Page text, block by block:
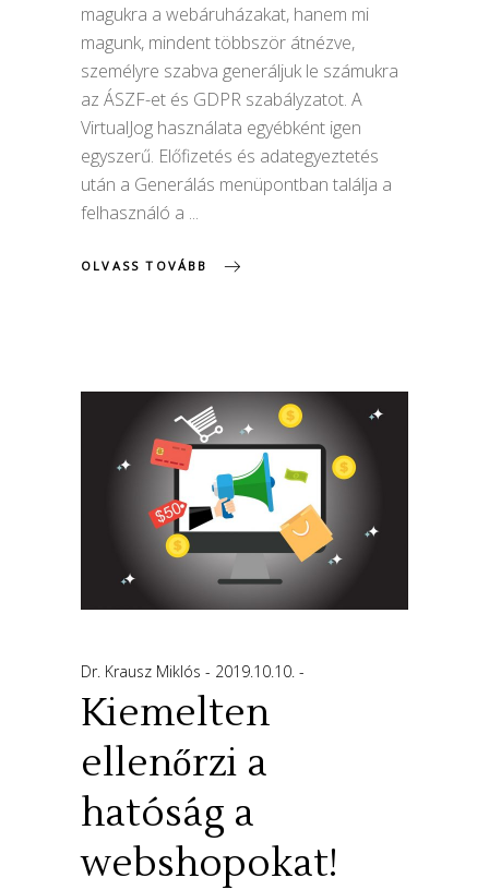
magukra a webáruházakat, hanem mi
magunk, mindent többször átnézve,
személyre szabva generáljuk le számukra
az ÁSZF-et és GDPR szabályzatot. A
VirtualJog használata egyébként igen
egyszerű. Előfizetés és adategyeztetés
után a Generálás menüpontban találja a
felhasználó a
OLVASS TOVÁBB
Dr. Krausz Miklós 2019.10.10.
Kiemelten
ellenőrzi a
hatóság a
webshopokat!